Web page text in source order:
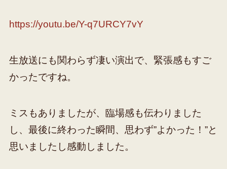
https://youtu.be/Y-q7URCY7vY
生放送にも関わらず凄い演出で、緊張感もすご
かったですね。
ミスもありましたが、臨場感も伝わりました
し、最後に終わった瞬間、思わず”よかった！”と
思いましたし感動しました。